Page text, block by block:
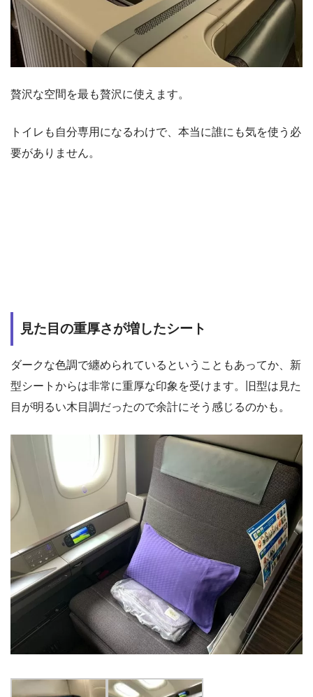
贅沢な空間を最も贅沢に使えます。
トイレも自分専用になるわけで、本当に誰にも気を使う必
要がありません。
見た目の重厚さが増したシート
ダークな色調で纏められているということもあってか、新
型シートからは非常に重厚な印象を受けます。旧型は見た
目が明るい木目調だったので余計にそう感じるのかも。